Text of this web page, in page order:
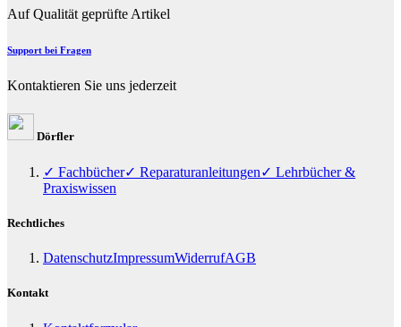
Auf Qualität geprüfte Artikel
Support bei Fragen
Kontaktieren Sie uns jederzeit
Dörfler
✓ Fachbücher✓ Reparaturanleitungen✓ Lehrbücher &
Praxiswissen
Rechtliches
DatenschutzImpressumWiderrufAGB
Kontakt